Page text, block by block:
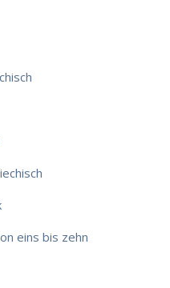
eins bis zehn